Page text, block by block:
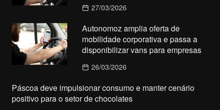
27/03/2026
Autonomoz amplia oferta de
mobilidade corporativa e passa a
disponibilizar vans para empresas
26/03/2026
Páscoa deve impulsionar consumo e manter cenário
positivo para o setor de chocolates